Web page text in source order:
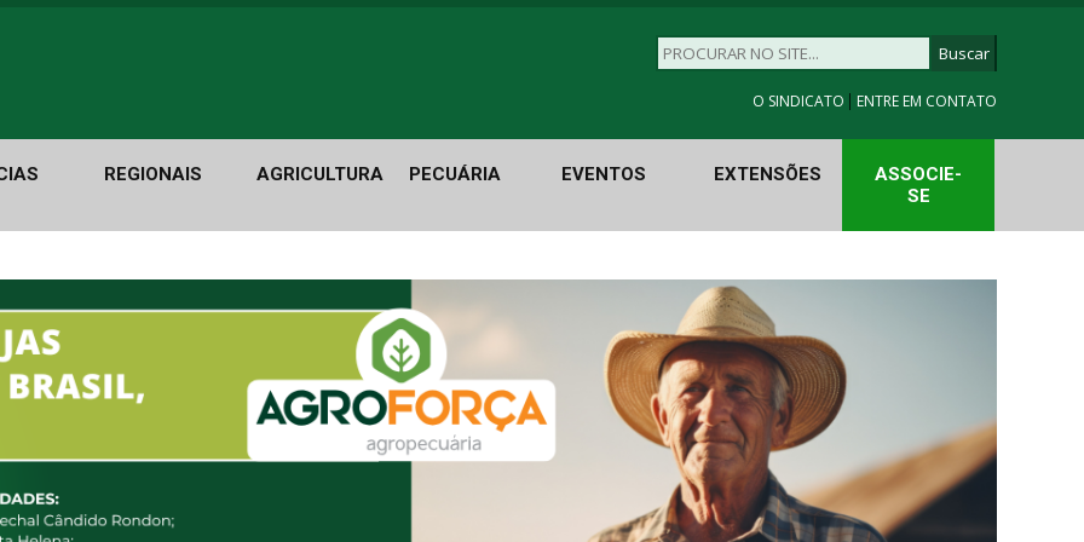
O SINDICATO | ENTRE EM CONTATO
REGIONAIS AGRICULTURA PECUÁRIA EVENTOS EXTENSÕES
ASSOCIE-
SE